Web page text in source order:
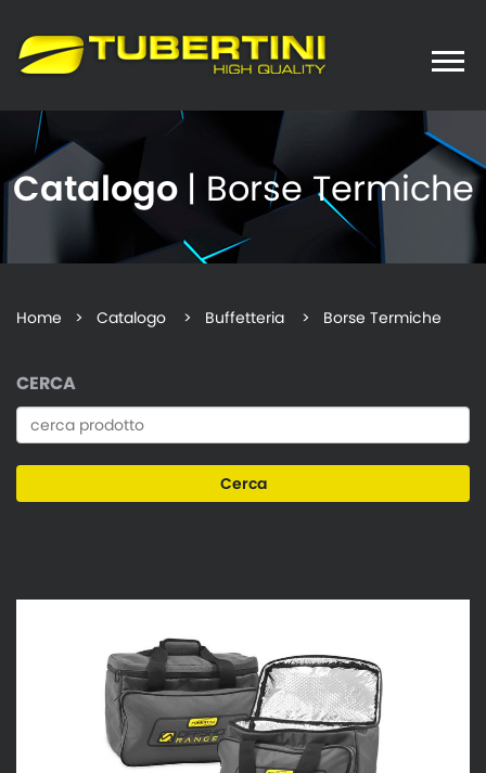
Toggle
Catalogo | Borse Termiche
Home > Catalogo > Buffetteria > Borse Termiche
CERCA